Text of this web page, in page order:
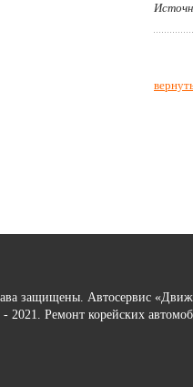
защищены. Автосервис
2021. Ремонт корейских